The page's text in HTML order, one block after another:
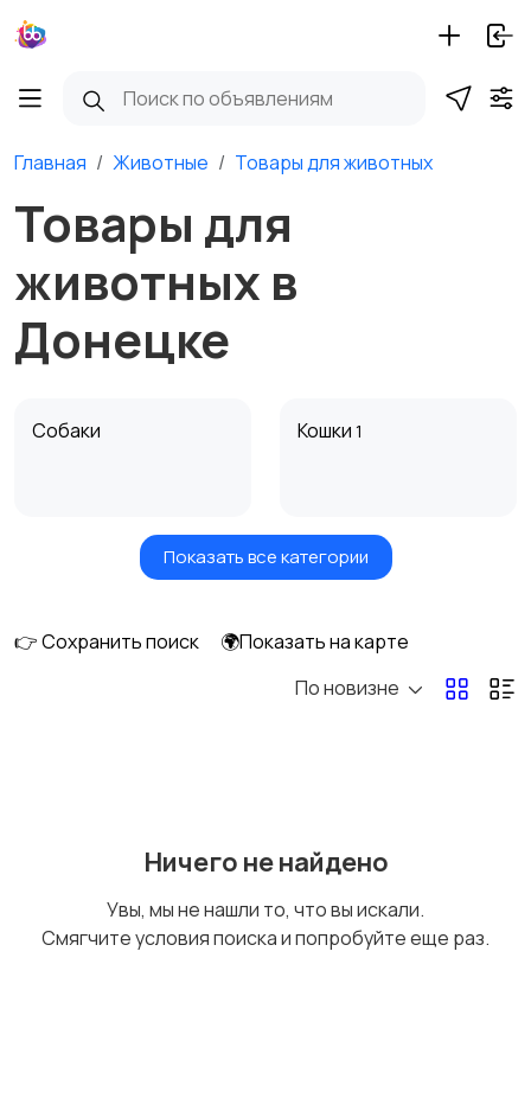
Главная Животные Товары для животных
Товары для
животных в
Донецке
Собаки Кошки 1
Грызуны
С/х животные
Показать все категории
👉 Сохранить поиск
🌍Показать на карте
По новизне
Ничего не найдено
Увы, мы не нашли то, что вы искали.
Смягчите условия поиска и попробуйте еще раз.